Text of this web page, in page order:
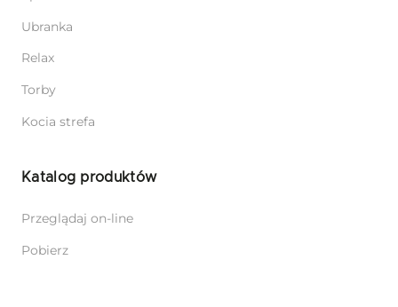
Ubranka
Relax
Torby
Kocia strefa
Katalog produktów
Przeglądaj on-line
Pobierz